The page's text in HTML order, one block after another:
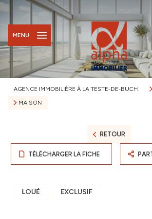
MENU
AGENCE IMMOBILIÈRE À LA TESTE-DE-BUCH
MAISON
RETOUR
TÉLÉCHARGER LA FICHE
LOUÉ EXCLUSIF